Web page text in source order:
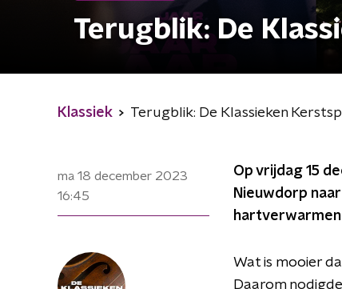
Terugblik: De
Klassiek Terugblik: De Klassieken
ma 18 december 2023
16:45
Op vrijdag 15
Nieuwdorp
Wat is mooier
Daarom